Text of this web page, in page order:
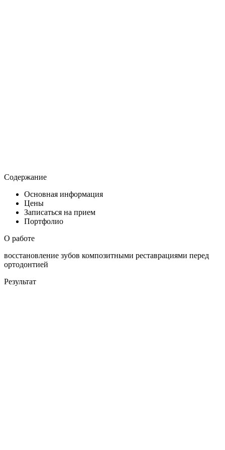
Содержание
Основная информация
Цены
Записаться на прием
Портфолио
О работе
восстановление зубов композитными реставрациями перед
ортодонтией
Результат